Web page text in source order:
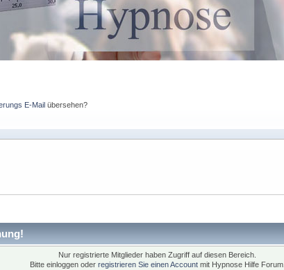
E-Mail übersehen?
Nur registrierte Mitglieder haben Zugriff auf diesen Bereich.
Bitte einloggen oder registrieren Sie einen Accountmit Hypnose Hilfe Forum.